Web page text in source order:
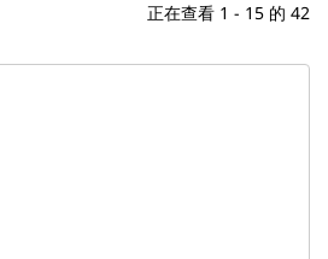
正在查看 1 - 15 的 42